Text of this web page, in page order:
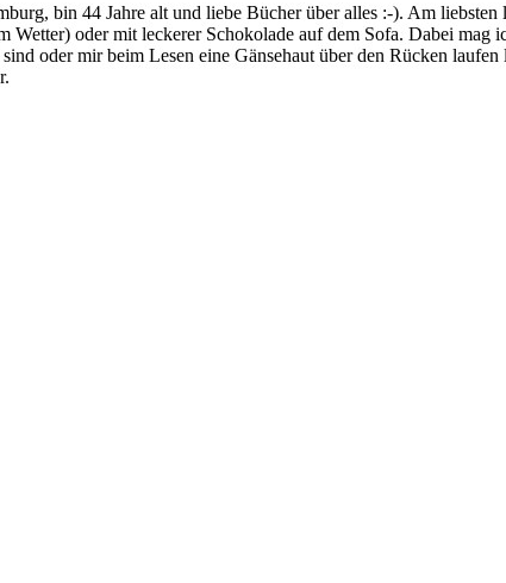
bin 44 Jahre alt und liebe Bücher über alles :-). Am liebsten
oder mit leckerer Schokolade auf dem Sofa. Dabei mag
oder mir beim Lesen eine Gänsehaut über den Rücken